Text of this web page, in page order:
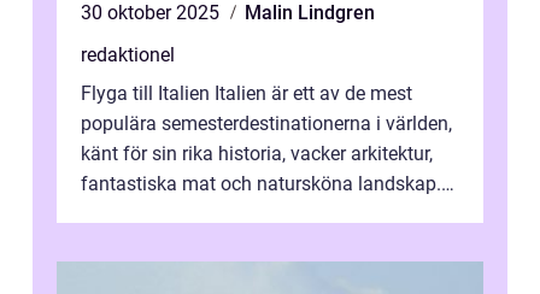
30 oktober 2025
Malin Lindgren
redaktionel
Flyga till Italien Italien är ett av de mest
populära semesterdestinationerna i världen,
känt för sin rika historia, vacker arkitektur,
fantastiska mat och natursköna landskap.